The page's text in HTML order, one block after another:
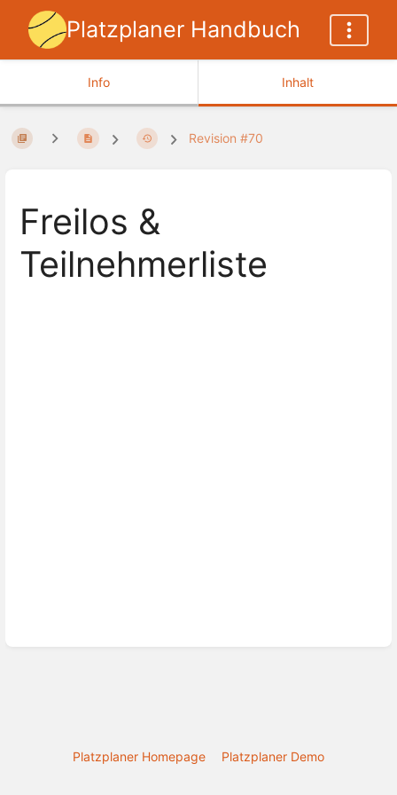
Platzplaner Handbuch
Info Inhalt
Revision #70
Freilos &
Teilnehmerliste
Platzplaner Homepage Platzplaner Demo